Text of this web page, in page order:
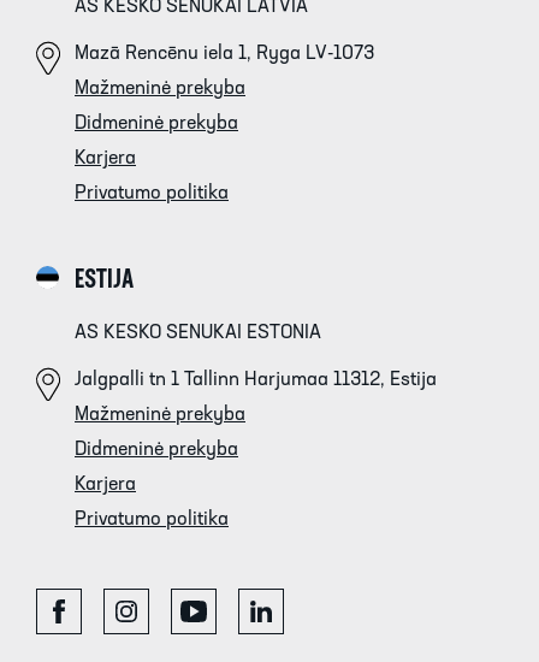
AS KESKO SENUKAI LATVIA
Mazā Rencēnu iela 1, Ryga LV-1073
Mažmeninė prekyba
Didmeninė prekyba
Karjera
Privatumo politika
ESTIJA
AS KESKO SENUKAI ESTONIA
Jalgpalli tn 1 Tallinn Harjumaa 11312, Estija
Mažmeninė prekyba
Didmeninė prekyba
Karjera
Privatumo politika